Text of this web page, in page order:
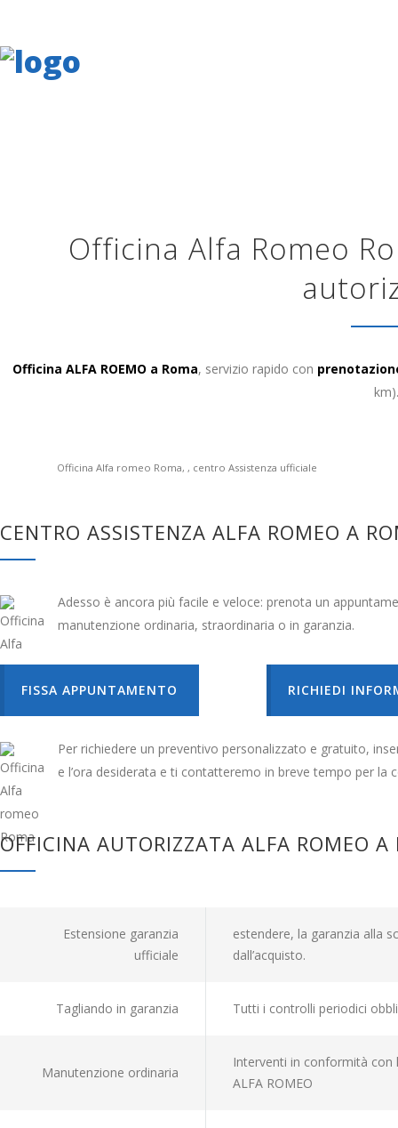
Officina Alfa Romeo
Officina ALFA ROEMO a Roma, servizio rapido con
km).
Officina Alfa romeo Roma, , centro Assistenza ufficiale
CENTRO ASSISTENZA ALFA ROMEO A
Adesso è ancora più facile e veloce: prenota un
manutenzione ordinaria, straordinaria o in garanzia.
FISSA APPUNTAMENTO RICHIEDI
Per richiedere un preventivo personalizzato e gratuito,
e l’ora desiderata e ti contatteremo in breve tempo per la
OFFICINA AUTORIZZATA ALFA ROMEO A
Estensione garanzia
ufficiale
estendere, la garanzia alla
dall’acquisto.
Tagliando in garanzia Tutti i controlli periodici
Manutenzione ordinaria
Interventi in conformità con
ALFA ROMEO